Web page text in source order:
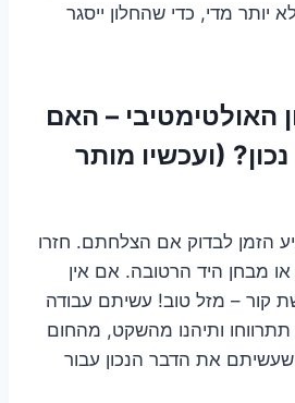
יותר מדי, כדי שהחלון ייסגר
האולטימטיבי – האם
(ועכשיו מותר
הזמן לבדוק אם הצלחתם. חזרו
מבחן היד הרטובה. אם אין
קור – מזל טוב! עשיתם עבודה
ותיהנו מהשקט, מהחום
שעשיתם את הדבר הנכון עבור